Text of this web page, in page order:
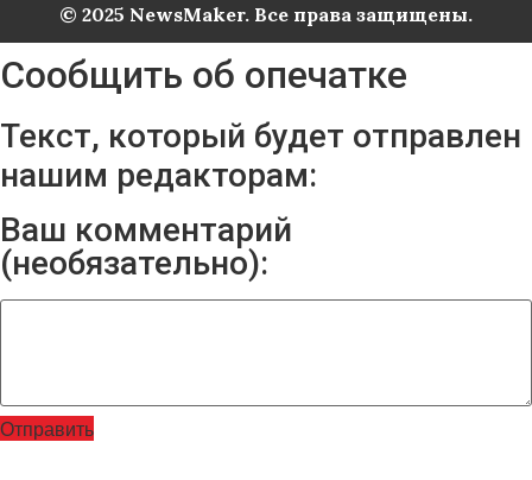
© 2025 NewsMaker. Все права защищены.
Сообщить об опечатке
Текст, который будет отправлен
нашим редакторам:
Ваш комментарий
(необязательно):
Отправить